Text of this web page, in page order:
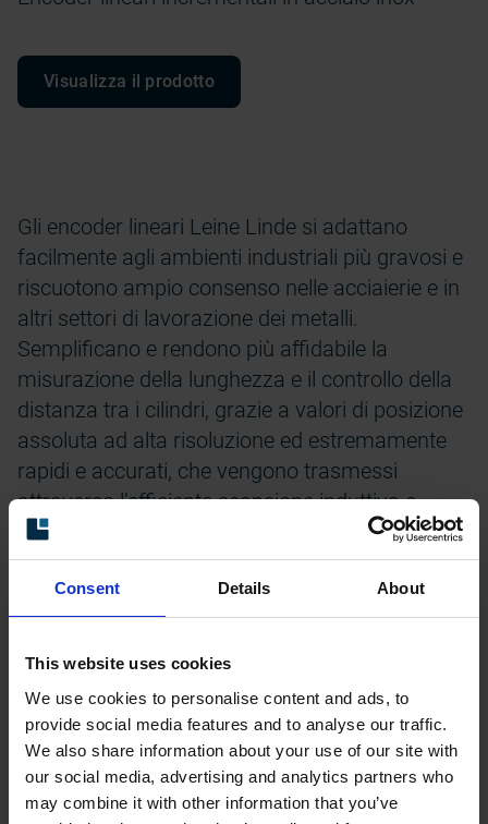
Consent Details About
This website uses cookies
We use cookies to personalise content and ads, to
provide social media features and to analyse our traffic.
We also share information about your use of our site with
our social media, advertising and analytics partners who
may combine it with other information that you’ve
Visualizza il prodotto
Gli encoder lineari Leine Linde si adattano
facilmente agli ambienti industriali più gravosi e
riscuotono ampio consenso nelle acciaierie e in
altri settori di lavorazione dei metalli.
Semplificano e rendono più affidabile la
misurazione della lunghezza e il controllo della
distanza tra i cilindri, grazie a valori di posizione
assoluta ad alta risoluzione ed estremamente
rapidi e accurati, che vengono trasmessi
attraverso l’efficiente scansione induttiva e
possono resistere a urti, calore e vibrazioni.
La serie Linear 4000 offre modelli di encoder
assoluti e incrementali. Inoltre, la connessione
accedere a un numero anche maggiore di
interfacce fieldbus. Ciò consente di scegliere
liberamente il sistema di automazione e il
partner, senza necessità di cambiare
l’hardware. Gli encoder lineari si possono